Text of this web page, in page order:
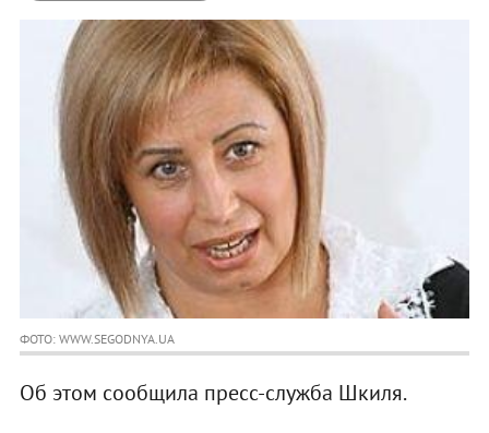
ФОТО: WWW.SEGODNYA.UA
Об этом сообщила пресс-служба Шкиля.